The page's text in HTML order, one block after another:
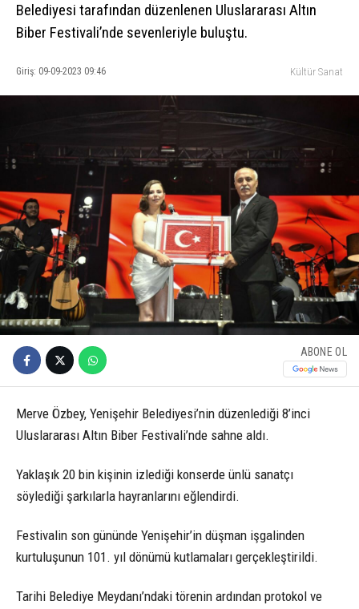
Belediyesi tarafından düzenlenen Uluslararası Altın
Biber Festivali’nde sevenleriyle buluştu.
Giriş: 09-09-2023 09:46 Kültür Sanat
ABONE OL
Merve Özbey, Yenişehir Belediyesi’nin düzenlediği 8’inci
Uluslararası Altın Biber Festivali’nde sahne aldı.
Yaklaşık 20 bin kişinin izlediği konserde ünlü sanatçı
söylediği şarkılarla hayranlarını eğlendirdi.
Festivalin son gününde Yenişehir’in düşman işgalinden
kurtuluşunun 101. yıl dönümü kutlamaları gerçekleştirildi.
Tarihi Belediye Meydanı’ndaki törenin ardından protokol ve